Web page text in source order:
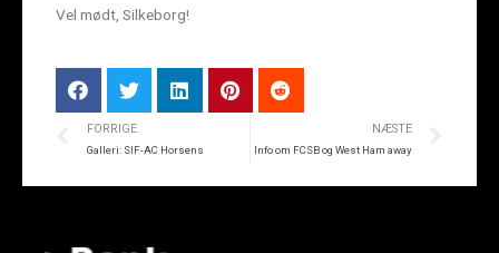
Vel mødt, Silkeborg!
FORRIGE
Galleri: SIF-AC Horsens
NÆSTE
Info om FCSB og West Ham away